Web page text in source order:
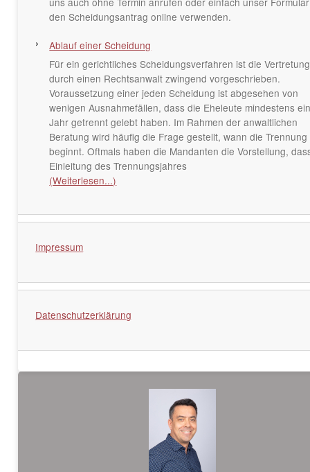
den Scheidungsantrag online verwenden.
Ablauf einer Scheidung
Für ein gerichtliches Scheidungsverfahren ist die Vertretung
durch einen Rechtsanwalt zwingend vorgeschrieben.
Voraussetzung einer jeden Scheidung ist abgesehen von
wenigen Ausnahmefällen, dass die Eheleute mindestens
Jahr getrennt gelebt haben. Im Rahmen der anwaltlichen
Beratung wird häufig die Frage gestellt, wann die Trennung
beginnt. Oftmals haben die Mandanten die Vorstellung,
Einleitung des Trennungsjahres
(Weiterlesen...)
Impressum
Datenschutzerklärung